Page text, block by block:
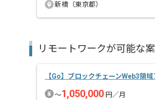
新橋（東京都）
リモートワークが可能な
【Go】ブロックチェーンWeb3領
〜1,050,000 円／月